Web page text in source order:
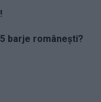
barje românești?